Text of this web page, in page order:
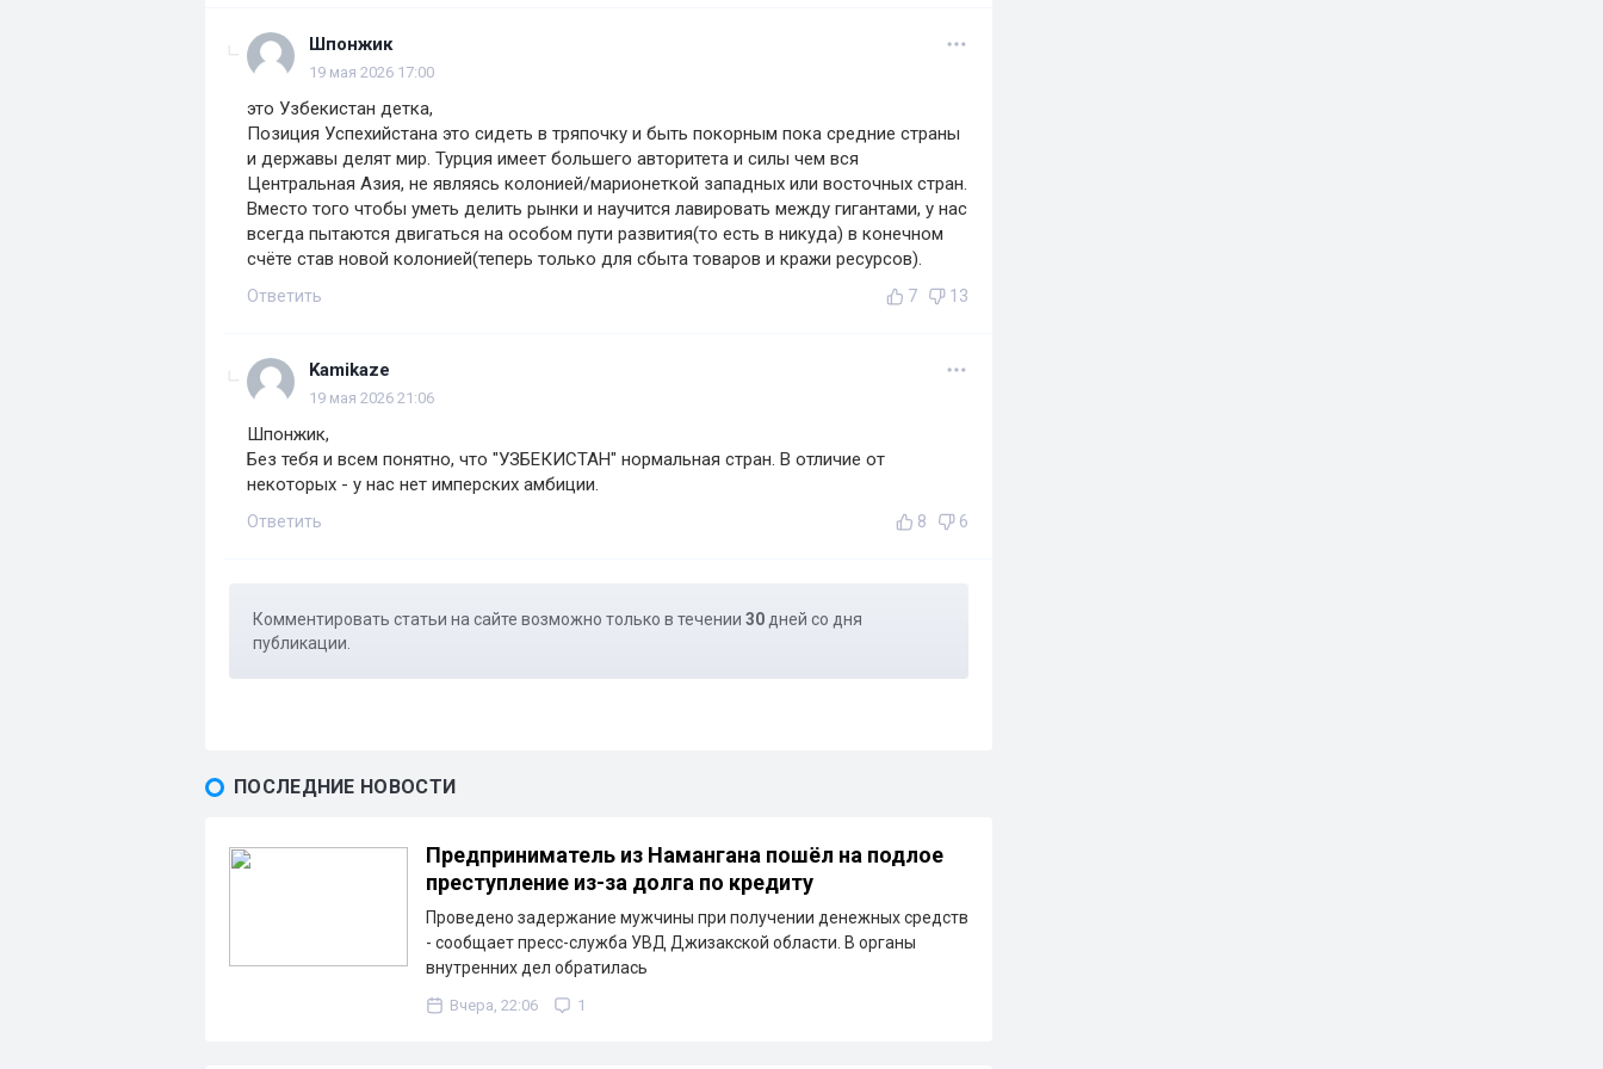
Шпонжик
19 мая 2026 17:00
это Узбекистан детка,
Позиция Успехийстана это сидеть в тряпочку и быть покорным пока средние страны
и державы делят мир. Турция имеет большего авторитета и силы чем вся
Центральная Азия, не являясь колонией/марионеткой западных или восточных стран.
Вместо того чтобы уметь делить рынки и научится лавировать между гигантами, у нас
всегда пытаются двигаться на особом пути развития(то есть в никуда) в конечном
счёте став новой колонией(теперь только для сбыта товаров и кражи ресурсов).
Ответить 7 13
Kamikaze
19 мая 2026 21:06
Шпонжик,
Без тебя и всем понятно, что "УЗБЕКИСТАН" нормальная стран. В отличие от
некоторых - у нас нет имперских амбиции.
Ответить 8 6
Комментировать статьи на сайте возможно только в течении 30 дней со дня
публикации.
ПОСЛЕДНИЕ НОВОСТИ
Предприниматель из Намангана пошёл на подлое
преступление из-за долга по кредиту
Проведено задержание мужчины при получении денежных средств
- сообщает пресс-служба УВД Джизакской области. В органы
внутренних дел обратилась
Вчера, 22:06 1